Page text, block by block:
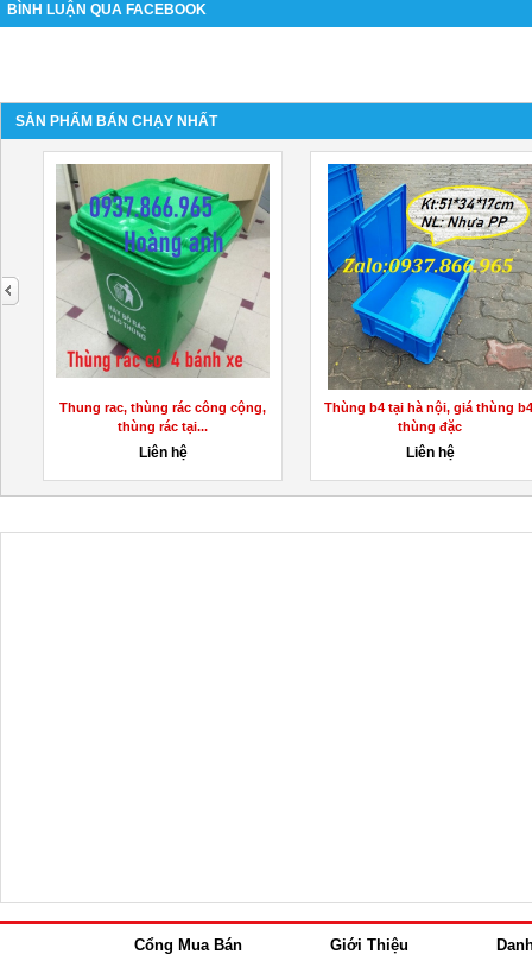
BÌNH LUẬN QUA FACEBOOK
SẢN PHẨM BÁN CHẠY NHẤT
Thung rac, thùng rác công cộng,
thùng rác tại...
Liên hệ
Thùng b4 tại hà nội, giá thùng
thùng đặc
Liên hệ
next
Cổng Mua Bán Giới Thiệu